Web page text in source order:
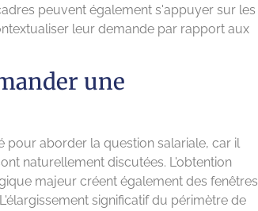
peuvent également s'appuyer sur les
leur demande par rapport aux
une
pour aborder la question salariale, car il
naturellement discutées. L'obtention
majeur créent également des fenêtres
significatif du périmètre de